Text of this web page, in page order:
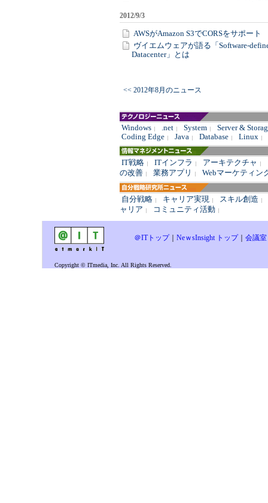
2012/9/3
AWSがAmazon S3でCORSをサポート
ヴイエムウェアが語る「Software-
Datacenter」とは
<< 2012年8月のニュース
Windows .net System
Server &
Coding Edge
Java Database Linux
IT戦略 ITインフラ アーキテクチャ
の改善
業務アプリ Webマーケティン
自分戦略 キャリア実現 スキル創造
ャリア コミュニティ活動
＠ITトップ｜ NeｗsInsight トップ｜ 会議室
Copyright © ITmedia, Inc. All Rights Reserved.